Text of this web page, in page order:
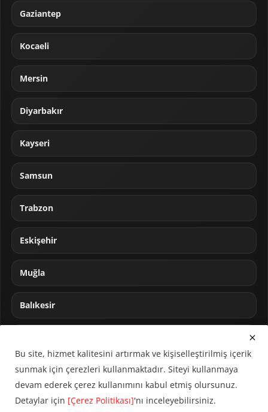
Gaziantep
Kocaeli
Mersin
Diyarbakır
Kayseri
Samsun
Trabzon
Eskişehir
Muğla
Balıkesir
Bu site, hizmet kalitesini artırmak ve kişiselleştirilmiş içerik
sunmak için çerezleri kullanmaktadır. Siteyi kullanmaya
devam ederek çerez kullanımını kabul etmiş olursunuz.
Detaylar için [Çerez Politikası]'nı inceleyebilirsiniz.